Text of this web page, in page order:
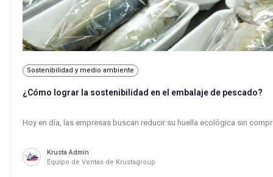
Sostenibilidad y medio ambiente
¿Cómo lograr la sostenibilidad en el embalaje de pescado?
Hoy en día, las empresas buscan reducir su huella ecológica sin
Krusta Admin
Equipo de Ventas de Krustagroup